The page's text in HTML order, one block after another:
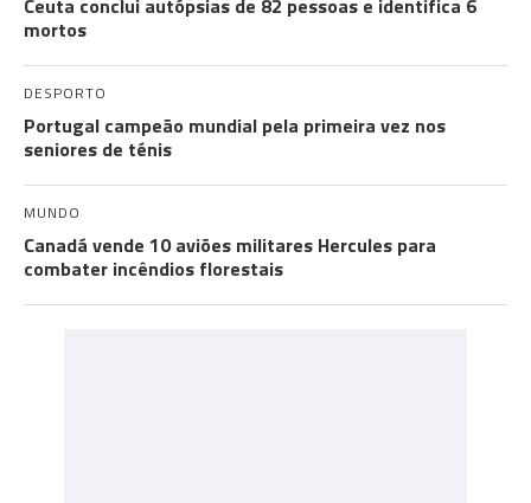
mortos
DESPORTO
Portugal campeão mundial pela primeira vez nos
seniores de ténis
MUNDO
Canadá vende 10 aviões militares Hercules para
combater incêndios florestais